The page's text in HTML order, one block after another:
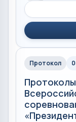
Протокол